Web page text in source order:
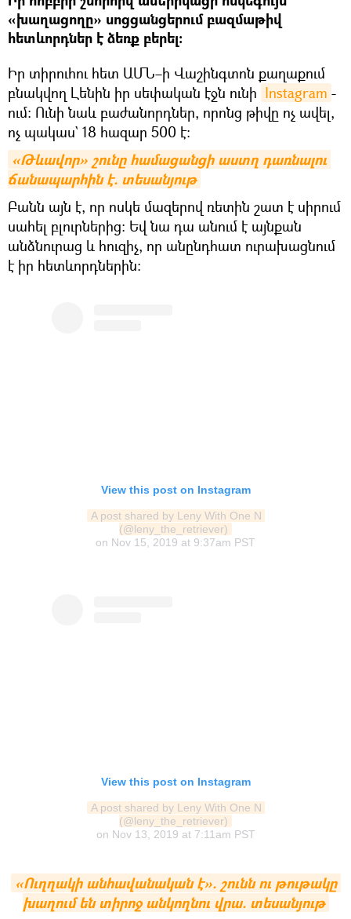
«խաղացողը» սոցցանցերում բազմաթիվ
հետևորդներ է ձեռք բերել:
Իր տիրուհու հետ ԱՄՆ–ի Վաշինգտոն քաղաքում
բնակվող Լենին իր սեփական էջն ունի Instagram -
ում: Ունի նաև բաժանորդներ, որոնց թիվը ոչ ավել,
ոչ պակաս` 18 հազար 500 է:
«Թևավոր» շունը համացանցի աստղ դառնալու
ճանապարհին է. տեսանյութ
Բանն այն է, որ ոսկե մազերով ռետին շատ է սիրում
սահել բլուրներից: Եվ նա դա անում է այնքան
անձնուրաց և հուզիչ, որ անընդհատ ուրախացնում
է իր հետևորդներին:
View this post on Instagram
A post shared by Leny With One N
(@leny_the_retriever)
on Nov 15, 2019 at 9:37am PST
View this post on Instagram
A post shared by Leny With One N
(@leny_the_retriever)
on Nov 13, 2019 at 7:11am PST
«Ուղղակի անհավանական է». շունն ու թութակը
խաղում են տիրոջ անկողնու վրա. տեսանյութ